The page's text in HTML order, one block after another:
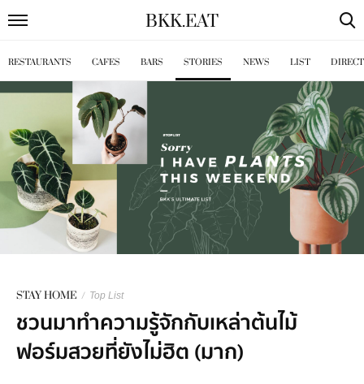
BKK.EAT
RESTAURANTS CAFES BARS STORIES NEWS LIST
STAY HOME / Top List
ชวนมาทำความรู้จักกับเหล่าต้นไม้
ฟอร์มสวยที่ยังไม่ฮิต (มาก)